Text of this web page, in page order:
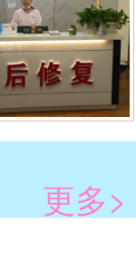
更多>